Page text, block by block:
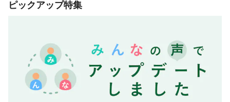
ピックアップ特集